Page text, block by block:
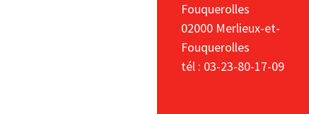
Fouquerolles
02000 Merlieux-et-
Fouquerolles
tél : 03-23-80-17-09